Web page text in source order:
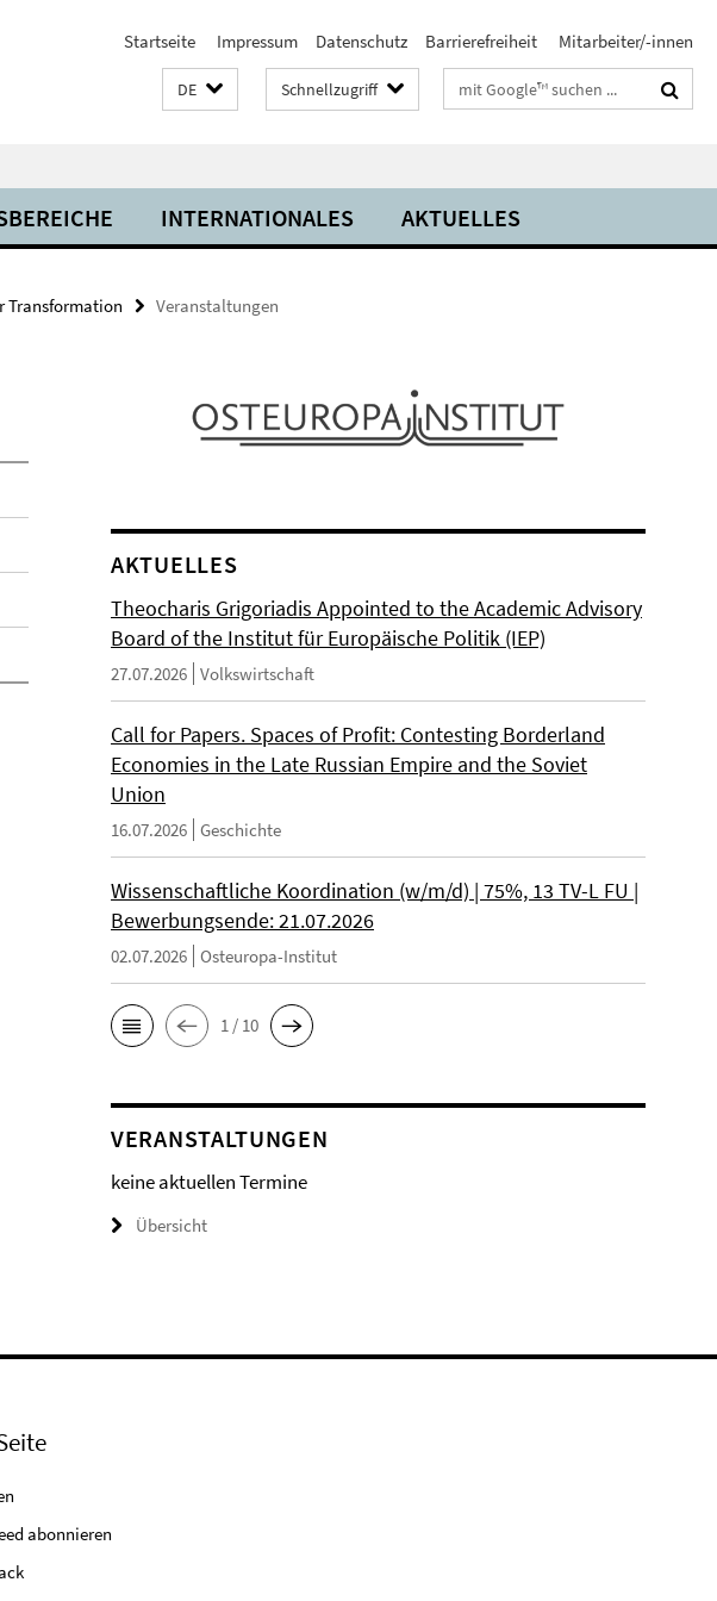
Startseite Impressum Datenschutz Barrierefreiheit Mitarbeiter/-innen
DE Schnellzugriff Suchbegriffe
INTERNATIONALES AKTUELLES
Transformation Veranstaltungen
AKTUELLES
Theocharis Grigoriadis Appointed to the Academic Advisory
Board of the Institut für Europäische Politik (IEP)
27.07.2026 Volkswirtschaft
Call for Papers. Spaces of Profit: Contesting Borderland
Economies in the Late Russian Empire and the Soviet
Union
16.07.2026 Geschichte
Wissenschaftliche Koordination (w/m/d) | 75%, 13 TV-L FU |
Bewerbungsende: 21.07.2026
02.07.2026 Osteuropa-Institut
1 / 10
VERANSTALTUNGEN
keine aktuellen Termine
Übersicht
abonnieren